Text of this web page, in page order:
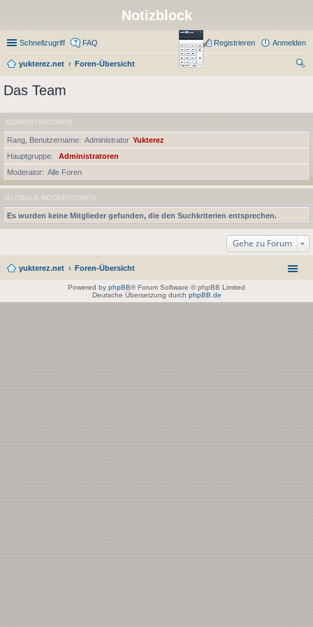
Notizblock
Schnellzugriff FAQ Anmelden
Registrieren
yukterez.net
Foren-Übersicht
Das Team
ADMINISTRATOREN
Rang, Benutzername Administrator Yukterez
Hauptgruppe
Administratoren
Moderator
Alle Foren
GLOBALE MODERATOREN
Es wurden keine Mitglieder gefunden, die den Suchkriterien entsprechen.
Gehe zu Forum
yukterez.net Foren-Übersicht
Powered by phpBB® Forum Software © phpBB Limited
Deutsche Übersetzung durch phpBB.de